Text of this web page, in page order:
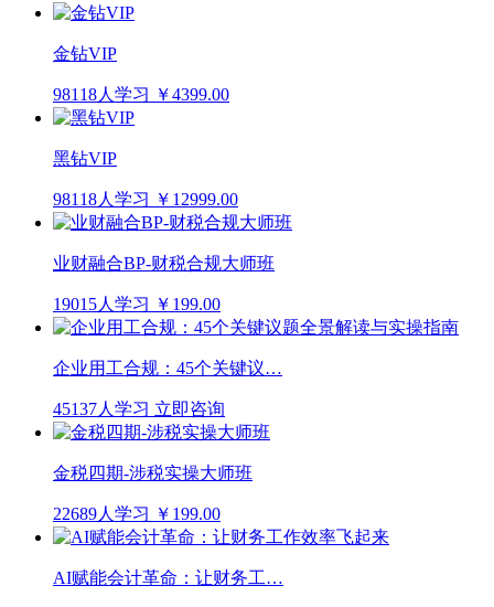
金钻VIP
98118人学习 ￥4399.00
黑钻VIP
98118人学习 ￥12999.00
业财融合BP-财税合规大师班
19015人学习 ￥199.00
企业用工合规：45个关键议…
45137人学习 立即咨询
金税四期-涉税实操大师班
22689人学习 ￥199.00
AI赋能会计革命：让财务工…